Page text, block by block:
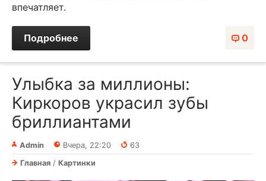
впечатляет.
0
Подробнее
Улыбка за миллионы:
Киркоров украсил зубы
бриллиантами
Admin Вчера, 22:20
63
Главная / Картинки